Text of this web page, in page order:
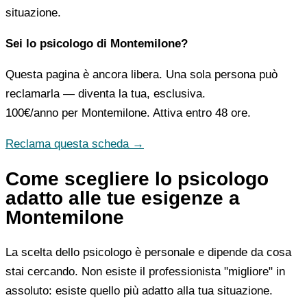
situazione.
Sei lo psicologo di Montemilone?
Questa pagina è ancora libera. Una sola persona può
reclamarla — diventa la tua, esclusiva.
100€/anno per Montemilone. Attiva entro 48 ore.
Reclama questa scheda →
Come scegliere lo psicologo
adatto alle tue esigenze a
Montemilone
La scelta dello psicologo è personale e dipende da cosa
stai cercando. Non esiste il professionista "migliore" in
assoluto: esiste quello più adatto alla tua situazione.